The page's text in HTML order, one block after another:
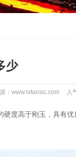
少
：www.lvtansic.com 人
硬度高于刚玉，具有